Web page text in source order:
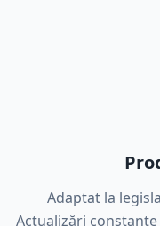
Adaptat la
Actualizări